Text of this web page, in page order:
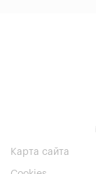
Карта сайта